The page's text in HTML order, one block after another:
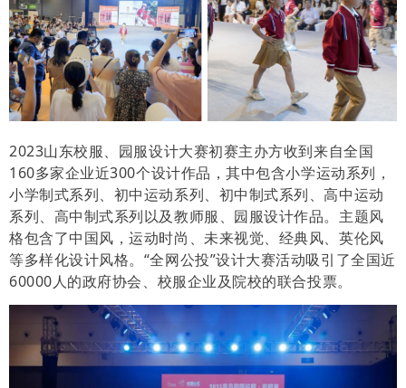
2023山东校服、园服设计大赛初赛主办方收到来自全国
160多家企业近300个设计作品，其中包含小学运动系列，
小学制式系列、初中运动系列、初中制式系列、高中运动
系列、高中制式系列以及教师服、园服设计作品。主题风
格包含了中国风，运动时尚、未来视觉、经典风、英伦风
等多样化设计风格。“全网公投”设计大赛活动吸引了全国近
60000人的政府协会、校服企业及院校的联合投票。